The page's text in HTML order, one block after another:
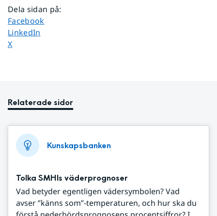
Dela sidan på:
Dela sidan på
Facebook
Dela sidan på
LinkedIn
Dela sidan på
X
Relaterade sidor
Kunskapsbanken
Tolka SMHIs väderprognoser
Vad betyder egentligen vädersymbolen? Vad
avser ”känns som”-temperaturen, och hur ska du